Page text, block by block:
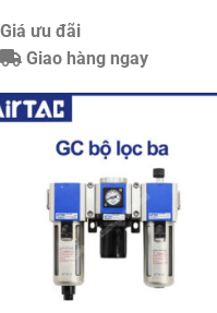
Giá ưu đãi
Giao hàng ngay